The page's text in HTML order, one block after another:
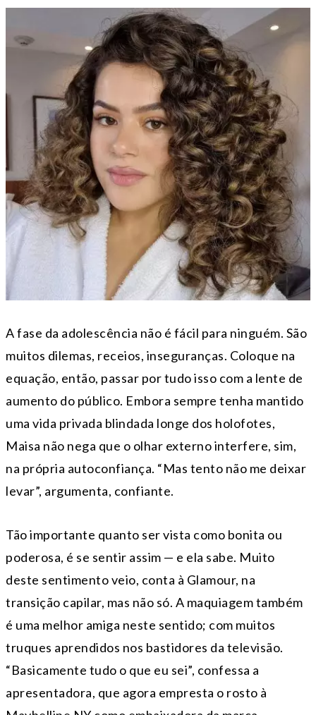
A fase da adolescência não é fácil para ninguém. São
muitos dilemas, receios, inseguranças. Coloque na
equação, então, passar por tudo isso com a lente de
aumento do público. Embora sempre tenha mantido
uma vida privada blindada longe dos holofotes,
Maisa não nega que o olhar externo interfere, sim,
na própria autoconfiança. “Mas tento não me deixar
levar”, argumenta, confiante.
Tão importante quanto ser vista como bonita ou
poderosa, é se sentir assim — e ela sabe. Muito
deste sentimento veio, conta à Glamour, na
transição capilar, mas não só. A maquiagem também
é uma melhor amiga neste sentido; com muitos
truques aprendidos nos bastidores da televisão.
“Basicamente tudo o que eu sei”, confessa a
apresentadora, que agora empresta o rosto à